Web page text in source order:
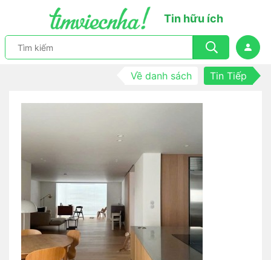
Tin hữu ích
Về danh sách Tin Tiếp